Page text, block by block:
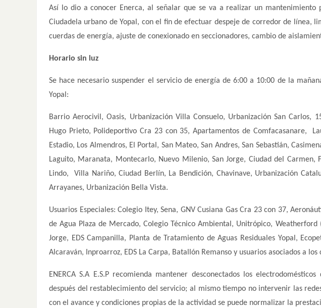
Así lo dio a conocer Enerca, al señalar que se va a realizar un
Ciudadela urbano de Yopal, con el fin de efectuar despeje de corredor de línea,
cuerdas de energía, ajuste de conexionado en seccionadores, cambio de
Horario sin luz
Se hace necesario suspender el servicio de energía de 6:00 a 10:00 de la
Yopal:
Barrio Aerocivil, Oasis, Urbanización Villa Consuelo, Urbanización San Carlos,
Hugo Prieto, Polideportivo Cra 23 con 35, Apartamentos de Comfacasanare,
Estadio, Los Almendros, El Portal, San Mateo, San Andres, San Sebastián,
Laguito, Maranata, Montecarlo, Nuevo Milenio, San Jorge, Ciudad del
Lindo, Villa Nariño, Ciudad Berlín, La Bendición, Chavinave, Urbanización
Arrayanes, Urbanización Bella Vista.
Usuarios Especiales: Colegio Itey, Sena, GNV Cusiana Gas Cra 23 con 37,
de Agua Plaza de Mercado, Colegio Técnico Ambiental, Unitrópico, Weatherford
Jorge, EDS Campanilla, Planta de Tratamiento de Aguas Residuales Yopal,
Alcaraván, Inproarroz, EDS La Carpa, Batallón Remanso y usuarios asociados a
ENERCA S.A E.S.P recomienda mantener desconectados los
después del restablecimiento del servicio; al mismo tiempo no intervenir las
con el avance y condiciones propias de la actividad se puede normalizar la